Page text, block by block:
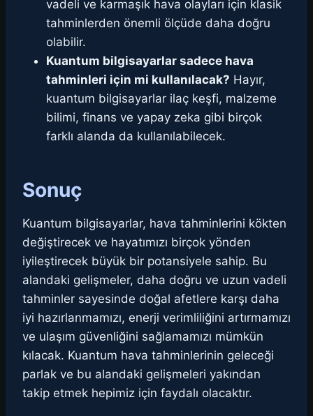
vadeli ve karmaşık hava olayları için klasik
tahminlerden önemli ölçüde daha doğru
olabilir.
Kuantum bilgisayarlar sadece hava
tahminleri için mi kullanılacak? Hayır,
kuantum bilgisayarlar ilaç keşfi, malzeme
bilimi, finans ve yapay zeka gibi birçok
farklı alanda da kullanılabilecek.
Sonuç
Kuantum bilgisayarlar, hava tahminlerini kökten
değiştirecek ve hayatımızı birçok yönden
iyileştirecek büyük bir potansiyele sahip. Bu
alandaki gelişmeler, daha doğru ve uzun vadeli
tahminler sayesinde doğal afetlere karşı daha
iyi hazırlanmamızı, enerji verimliliğini artırmamızı
ve ulaşım güvenliğini sağlamamızı mümkün
kılacak. Kuantum hava tahminlerinin geleceği
parlak ve bu alandaki gelişmeleri yakından
takip etmek hepimiz için faydalı olacaktır.